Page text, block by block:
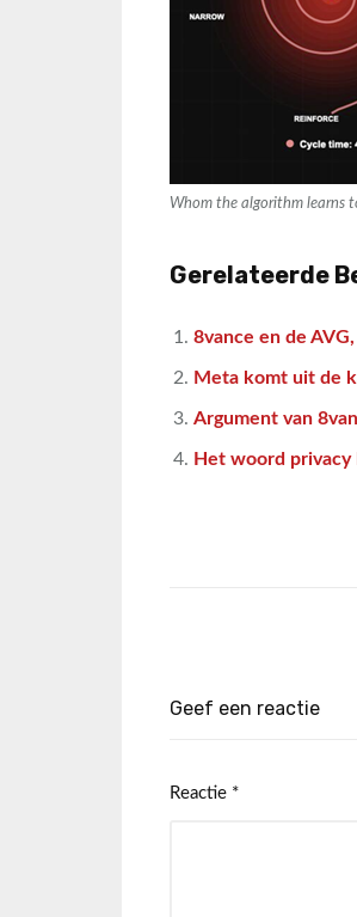
Whom the algorithm learns
Gerelateerde
8vance en de
Meta komt uit de
Argument van
Het woord
Geef een reactie
Reactie *